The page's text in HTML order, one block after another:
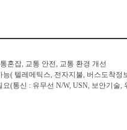
혼잡, 교통 안전, 교통 환경 개선
능( 텔레메틱스, 전자지불, 버스도착정
요(통신 : 유무선 N/W, USN, 보안기술,